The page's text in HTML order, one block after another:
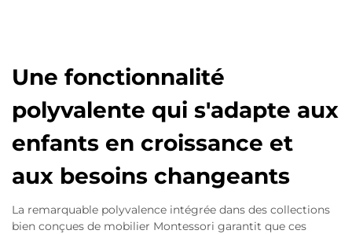
Une fonctionnalité
polyvalente qui s'adapte aux
enfants en croissance et
aux besoins changeants
La remarquable polyvalence intégrée dans des collections
bien conçues de mobilier Montessori garantit que ces